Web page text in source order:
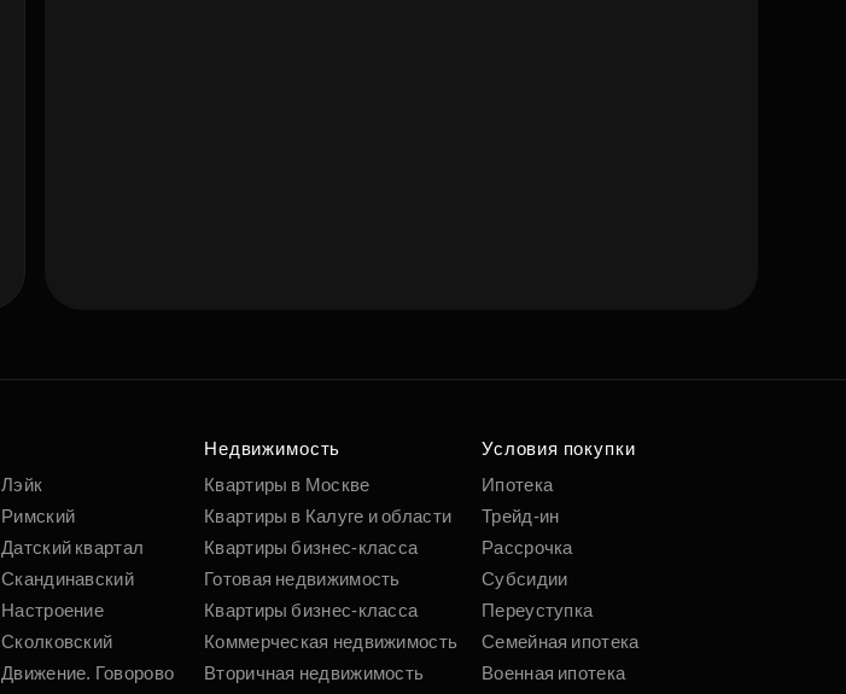
Лэйк
Римский
Датский квартал
Скандинавский
Настроение
Сколковский
Движение. Говорово
Недвижимость
Квартиры в Москве
Квартиры в Калуге и области
Квартиры бизнес-класса
Готовая недвижимость
Квартиры бизнес-класса
Коммерческая недвижимость
Вторичная недвижимость
Условия покупки
Ипотека
Трейд-ин
Рассрочка
Субсидии
Переуступка
Семейная ипотека
Военная ипотека